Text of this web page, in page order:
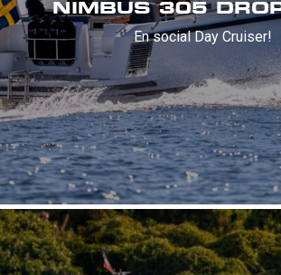
NIMBUS 305
En social Day Cruiser!